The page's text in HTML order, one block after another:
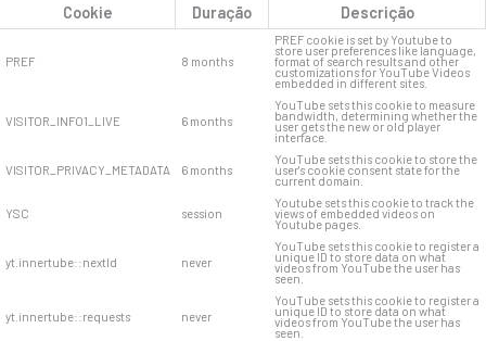
Cookie
Duração Descrição
PREF 8 months
PREF cookie is set by Youtube to
store user preferences like language,
format of search results and other
customizations for YouTube Videos
embedded in different sites.
VISITOR_INFO1_LIVE 6 months
YouTube sets this cookie to measure
bandwidth, determining whether the
user gets the new or old player
interface.
VISITOR_PRIVACY_METADATA 6 months
YouTube sets this cookie to store the
user's cookie consent state for the
current domain.
YSC session
Youtube sets this cookie to track the
views of embedded videos on
Youtube pages.
yt.innertube::nextId never
YouTube sets this cookie to register a
unique ID to store data on what
videos from YouTube the user has
seen.
yt.innertube::requests never
YouTube sets this cookie to register a
unique ID to store data on what
videos from YouTube the user has
seen.